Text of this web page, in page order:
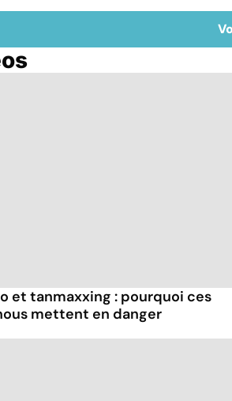
et tanmaxxing : pourquoi ces
mettent en danger